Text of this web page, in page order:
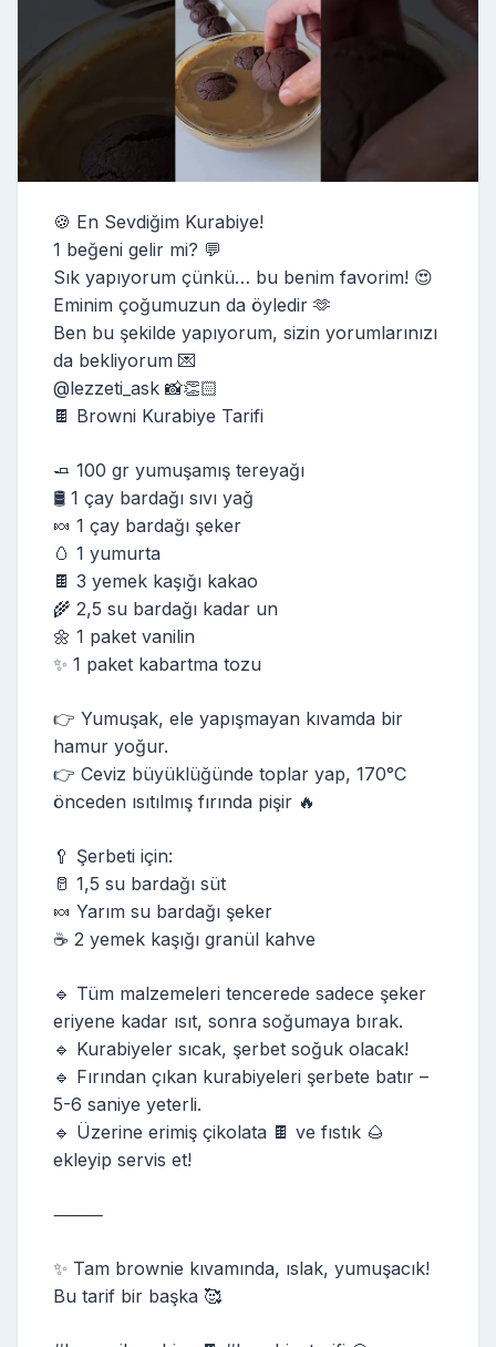
🍪 En Sevdiğim Kurabiye!
1 beğeni gelir mi? 💬
Sık yapıyorum çünkü… bu benim favorim! 😍
Eminim çoğumuzun da öyledir 🫶
Ben bu şekilde yapıyorum, sizin yorumlarınızı
da bekliyorum 💌
@lezzeti_ask 📸👏🏻
🍫 Browni Kurabiye Tarifi
🧈 100 gr yumuşamış tereyağı
🛢️ 1 çay bardağı sıvı yağ
🍬 1 çay bardağı şeker
🥚 1 yumurta
🍫 3 yemek kaşığı kakao
🌾 2,5 su bardağı kadar un
🌼 1 paket vanilin
✨ 1 paket kabartma tozu
👉 Yumuşak, ele yapışmayan kıvamda bir
hamur yoğur.
👉 Ceviz büyüklüğünde toplar yap, 170°C
önceden ısıtılmış fırında pişir 🔥
🥄 Şerbeti için:
🥛 1,5 su bardağı süt
🍬 Yarım su bardağı şeker
☕ 2 yemek kaşığı granül kahve
🔹 Tüm malzemeleri tencerede sadece şeker
eriyene kadar ısıt, sonra soğumaya bırak.
🔹 Kurabiyeler sıcak, şerbet soğuk olacak!
🔹 Fırından çıkan kurabiyeleri şerbete batır –
5-6 saniye yeterli.
🔹 Üzerine erimiş çikolata 🍫 ve fıstık 🌰
ekleyip servis et!
⸻
✨ Tam brownie kıvamında, ıslak, yumuşacık!
Bu tarif bir başka 🥰